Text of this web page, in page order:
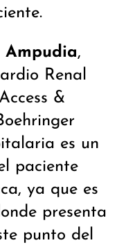
Ampudia,
Renal
&
es un
paciente
ya que es
presenta
punto del